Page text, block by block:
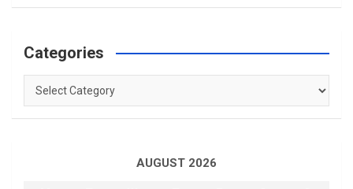
Categories
Categories
AUGUST 2026